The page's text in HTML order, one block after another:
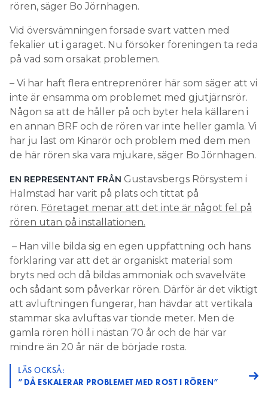
rören, säger Bo Jörnhagen.
Vid översvämningen forsade svart vatten med
fekalier ut i garaget. Nu försöker föreningen ta reda
på vad som orsakat problemen.
– Vi har haft flera entreprenörer här som säger att vi
inte är ensamma om problemet med gjutjärnsrör.
Någon sa att de håller på och byter hela källaren i
en annan BRF och de rören var inte heller gamla. Vi
har ju läst om Kinarör och problem med dem men
de här rören ska vara mjukare, säger Bo Jörnhagen.
EN REPRESENTANT FRÅN Gustavsbergs Rörsystem i
Halmstad har varit på plats och tittat på
rören. Företaget menar att det inte är något fel på
rören utan på installationen.
– Han ville bilda sig en egen uppfattning och hans
förklaring var att det är organiskt material som
bryts ned och då bildas ammoniak och svavelväte
och sådant som påverkar rören. Därför är det viktigt
att avluftningen fungerar, han hävdar att vertikala
stammar ska avluftas var tionde meter. Men de
gamla rören höll i nästan 70 år och de här var
mindre än 20 år när de började rosta.
LÄS OCKSÅ:
”DÅ ESKALERAR PROBLEMET MED ROST I RÖREN”